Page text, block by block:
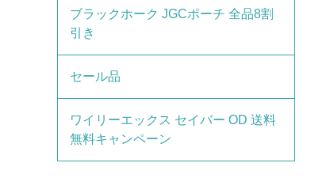
ブラックホーク JGCポーチ 全品8割
引き
セール品
ワイリーエックス セイバー OD 送料
無料キャンペーン